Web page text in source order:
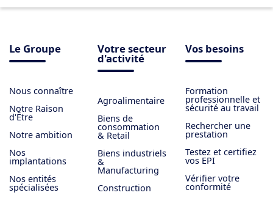
Le Groupe
Nous connaître
Notre Raison
d'Être
Notre ambition
Nos
implantations
Nos entités
spécialisées
Votre secteur
d'activité
Agroalimentaire
Biens de
consommation
& Retail
Biens industriels
&
Manufacturing
Construction
Vos besoins
Formation
professionnelle et
sécurité au travail
Rechercher une
prestation
Testez et certifiez
vos EPI
Vérifier votre
conformité